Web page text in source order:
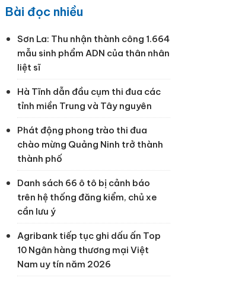
Bài đọc nhiều
Sơn La: Thu nhận thành công 1.664
mẫu sinh phẩm ADN của thân nhân
liệt sĩ
Hà Tĩnh dẫn đầu cụm thi đua các
tỉnh miền Trung và Tây nguyên
Phát động phong trào thi đua
chào mừng Quảng Ninh trở thành
thành phố
Danh sách 66 ô tô bị cảnh báo
trên hệ thống đăng kiểm, chủ xe
cần lưu ý
Agribank tiếp tục ghi dấu ấn Top
10 Ngân hàng thương mại Việt
Nam uy tín năm 2026